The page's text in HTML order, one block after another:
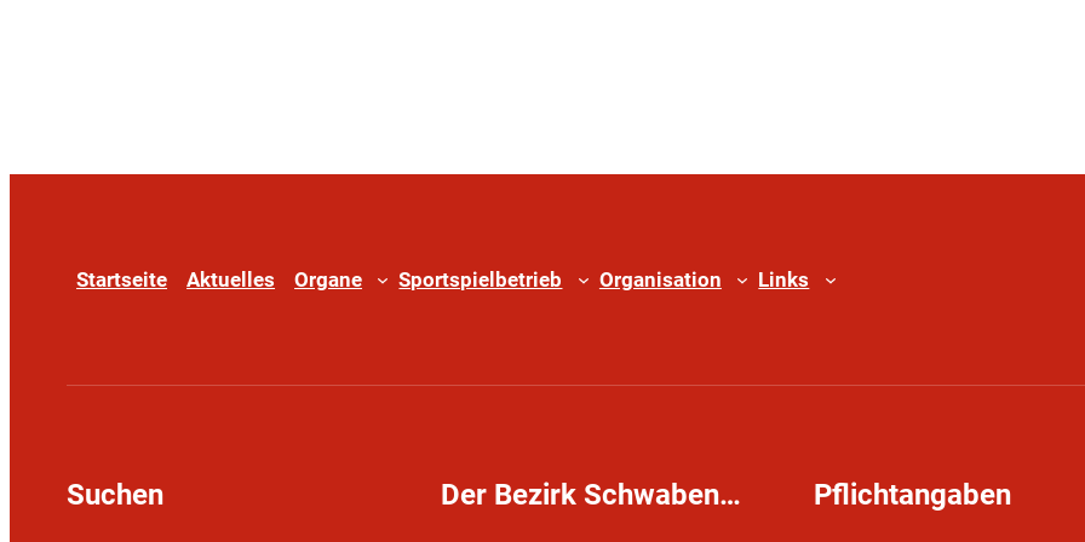
Startseite Aktuelles Organe Sportspielbetrieb Organisation Links
Suchen Der Bezirk Schwaben… Pflichtangaben